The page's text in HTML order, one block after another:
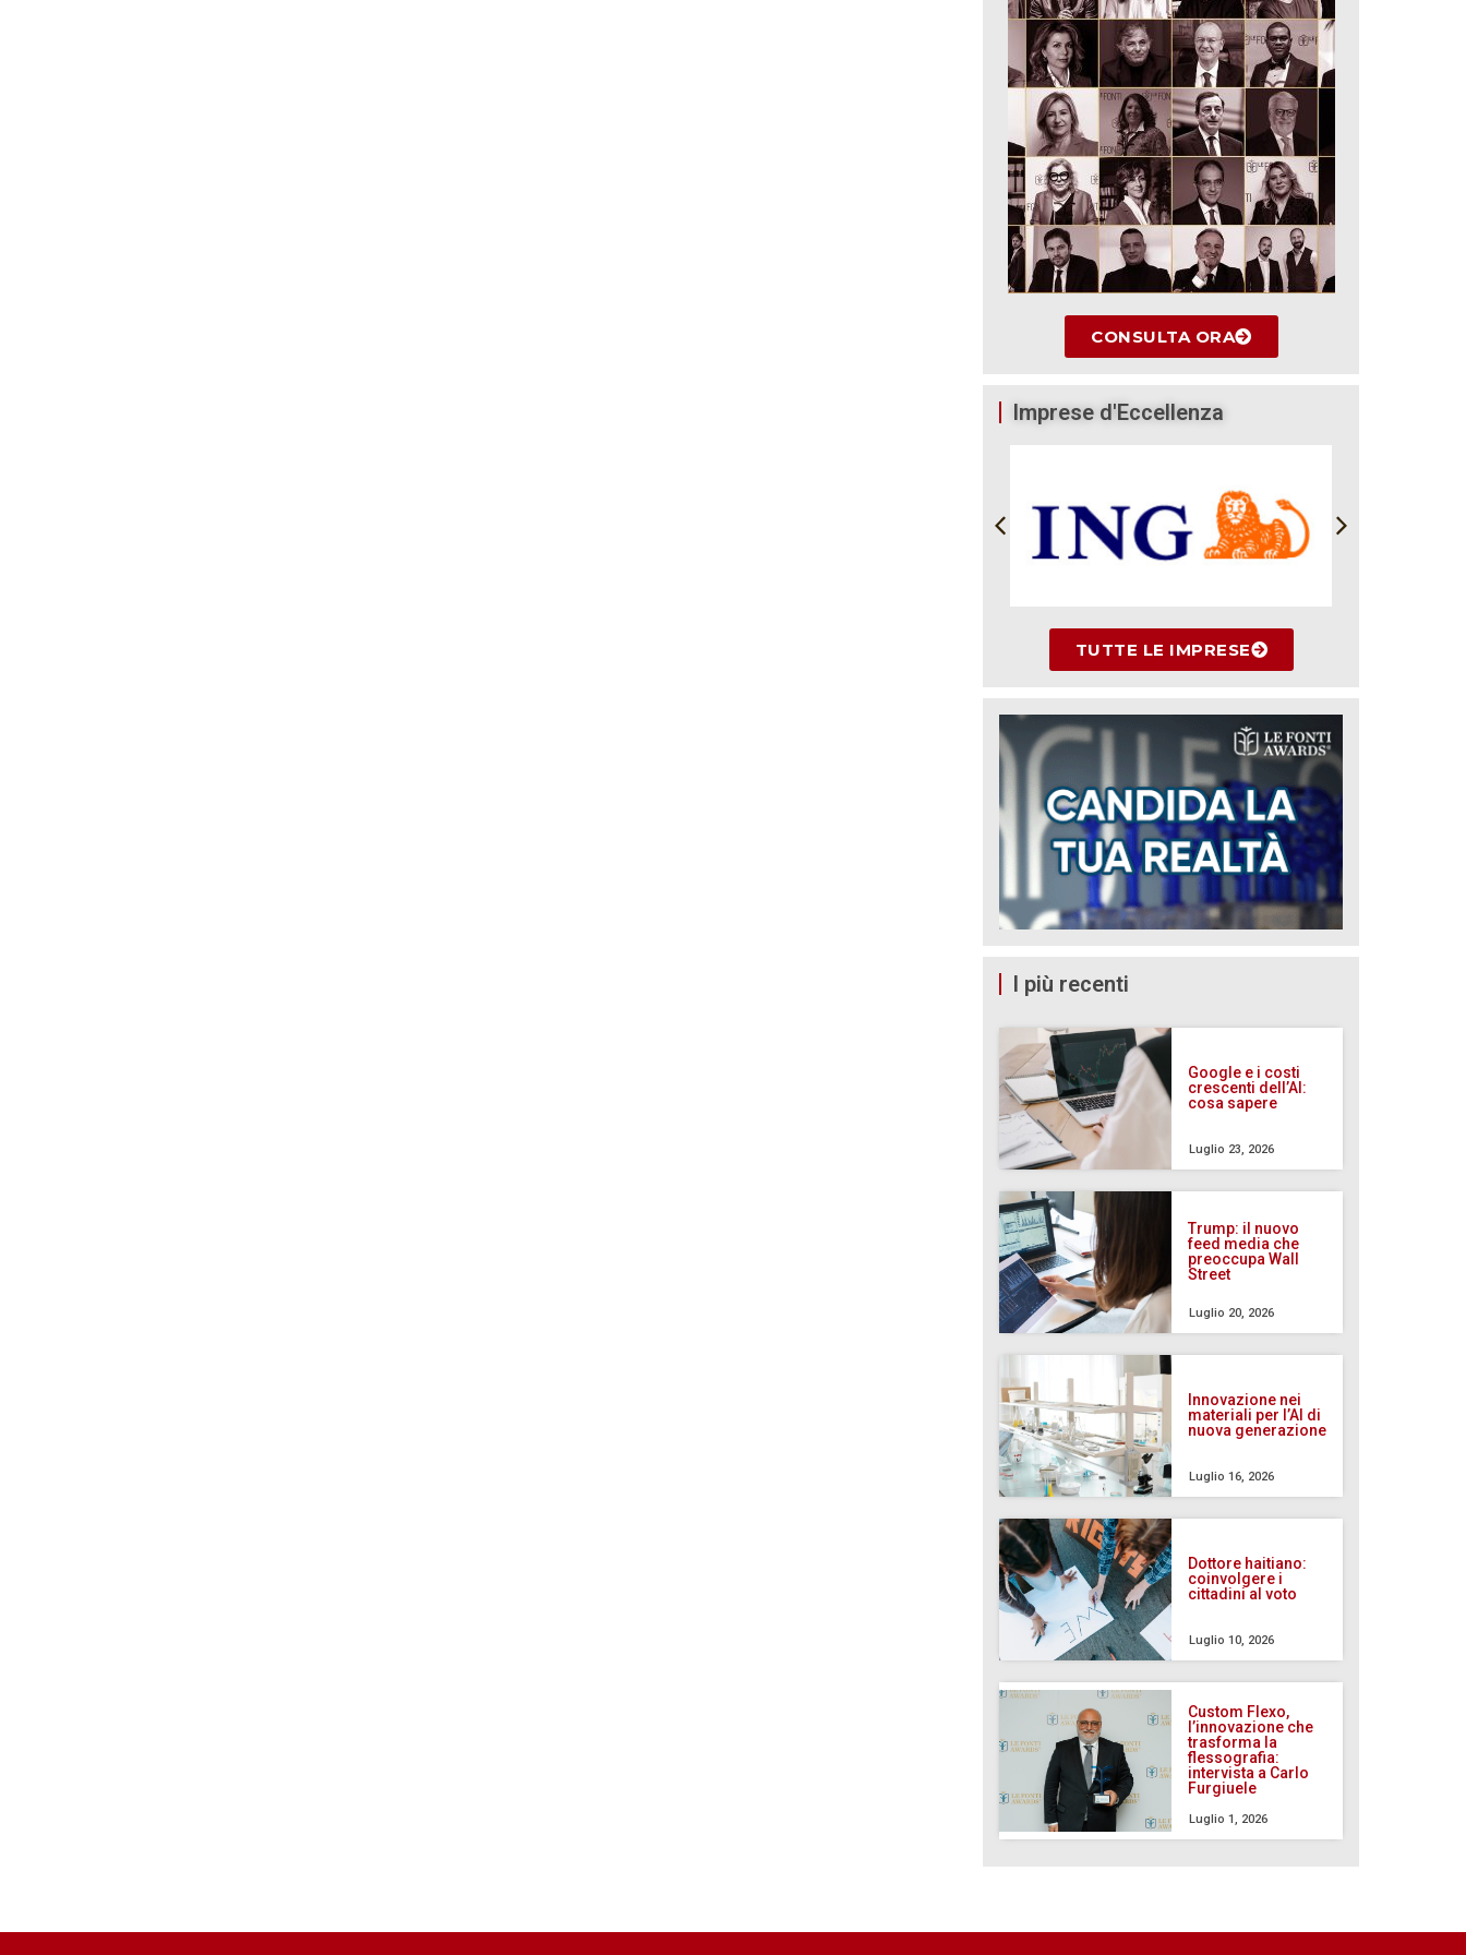
CONSULTA ORA
Imprese d'Eccellenza
TUTTE LE IMPRESE
I più recenti
Google e i costi
crescenti dell’AI:
cosa sapere
Luglio 23, 2026
Trump: il nuovo
feed media che
preoccupa Wall
Street
Luglio 20, 2026
Innovazione nei
materiali per l’AI di
nuova generazione
Luglio 16, 2026
Dottore haitiano:
coinvolgere i
cittadini al voto
Luglio 10, 2026
Custom Flexo,
l’innovazione che
trasforma la
flessografia:
intervista a Carlo
Furgiuele
Luglio 1, 2026